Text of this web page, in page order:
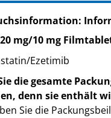
mg/10 mg
Ezetimib
die gesamte
denn sie enthält
Sie die